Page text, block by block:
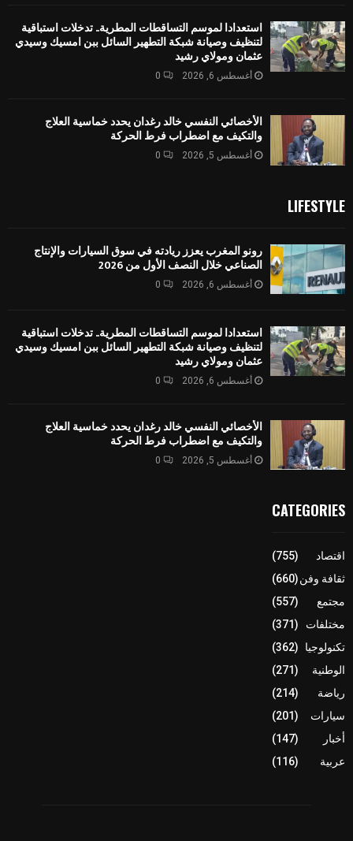
استعدادا لموسم التساقطات المطرية.. تدخلات استباقية
لتنظيف وصيانة شبكة التطهير السائل ببن امسيك وسيدي
عثمان ومولاي رشيد
أغسطس 6, 2026 0
الأخصائي النفسي خالد رغدان يحدد خماسية العلاج
والتكيف مع اضطراب فرط الحركة
أغسطس 5, 2026 0
LIFESTYLE
رونو المغرب يعزز ريادته في سوق السيارات والإنتاج
الصناعي خلال النصف الأول من 2026
أغسطس 6, 2026 0
استعدادا لموسم التساقطات المطرية.. تدخلات استباقية
لتنظيف وصيانة شبكة التطهير السائل ببن امسيك وسيدي
عثمان ومولاي رشيد
أغسطس 6, 2026 0
الأخصائي النفسي خالد رغدان يحدد خماسية العلاج
والتكيف مع اضطراب فرط الحركة
أغسطس 5, 2026 0
CATEGORIES
اقتصاد
(755)
ثقافة وفن(660)
مجتمع
(557)
مختلفات
(371)
تكنولوجيا
(362)
الوطنية
(271)
رياضة
(214)
سيارات
(201)
أخبار
(147)
عربية
(116)